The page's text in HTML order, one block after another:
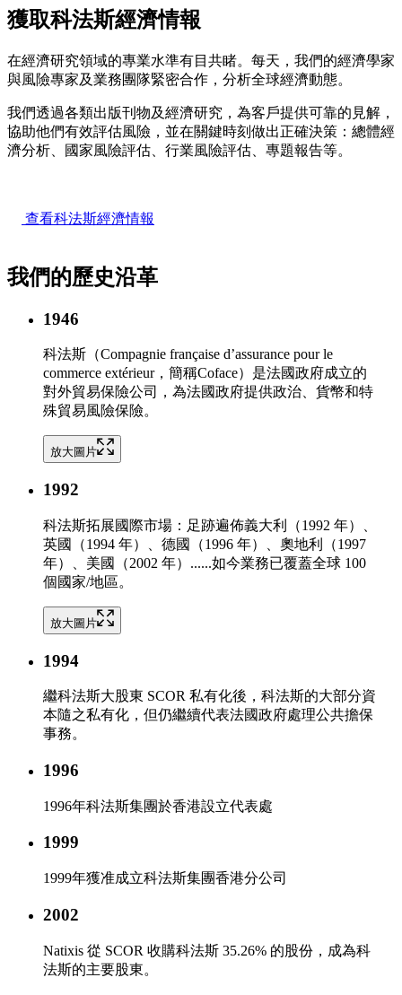
獲取科法斯經濟情報
在經濟研究領域的專業水準有目共睹。每天，我們的經濟學家
與風險專家及業務團隊緊密合作，分析全球經濟動態。
我們透過各類出版刊物及經濟研究，為客戶提供可靠的見解，
協助他們有效評估風險，並在關鍵時刻做出正確決策：總體經
濟分析、國家風險評估、行業風險評估、專題報告等。
查看科法斯經濟情報
我們的歷史沿革
1946
科法斯（Compagnie française d’assurance pour le
commerce extérieur，簡稱Coface）是法國政府成立的
對外貿易保險公司，為法國政府提供政治、貨幣和特
殊貿易風險保險。
放大圖片
1992
科法斯拓展國際市場：足跡遍佈義大利（1992 年）、
英國（1994 年）、德國（1996 年）、奧地利（1997
年）、美國（2002 年）......如今業務已覆蓋全球 100
個國家/地區。
放大圖片
1994
繼科法斯大股東 SCOR 私有化後，科法斯的大部分資
本隨之私有化，但仍繼續代表法國政府處理公共擔保
事務。
1996
1996年科法斯集團於香港設立代表處
1999
1999年獲准成立科法斯集團香港分公司
2002
Natixis 從 SCOR 收購科法斯 35.26% 的股份，成為科
法斯的主要股東。